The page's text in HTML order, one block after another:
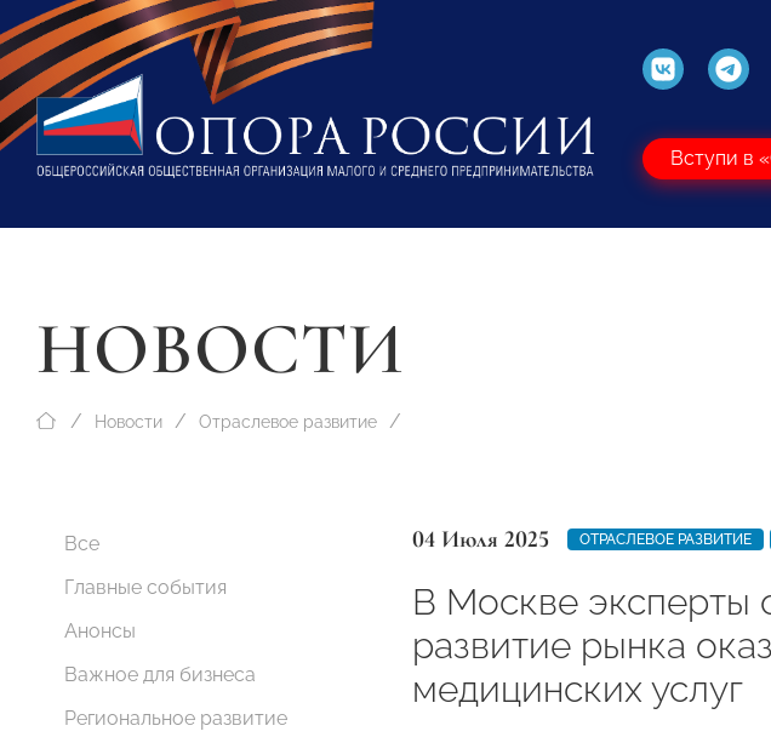
Вступи в
НОВОСТИ
Новости Отраслевое развитие
Все
Главные события
Анонсы
Важное для бизнеса
Региональное развитие
04 Июля 2025 ОТРАСЛЕВОЕ РАЗВИТИЕ
В Москве эксперты
развитие рынка
медицинских услуг